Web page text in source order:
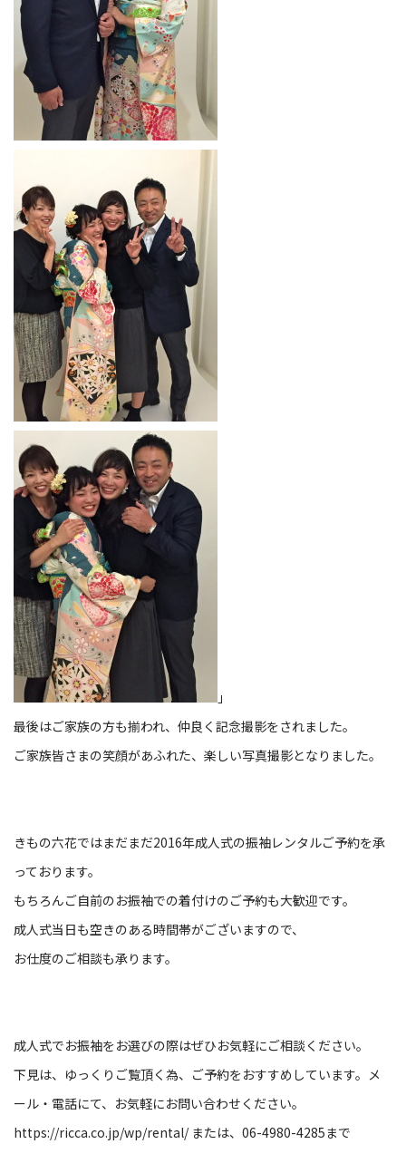
」
最後はご家族の方も揃われ、仲良く記念撮影をされました。
ご家族皆さまの笑顔があふれた、楽しい写真撮影となりました。
きもの六花ではまだまだ2016年成人式の振袖レンタルご予約を承
っております。
もちろんご自前のお振袖での着付けのご予約も大歓迎です。
成人式当日も空きのある時間帯がございますので、
お仕度のご相談も承ります。
成人式でお振袖をお選びの際はぜひお気軽にご相談ください。
下見は、ゆっくりご覧頂く為、ご予約をおすすめしています。メ
ール・電話にて、お気軽にお問い合わせください。
https://ricca.co.jp/wp/rental/または、06-4980-4285まで